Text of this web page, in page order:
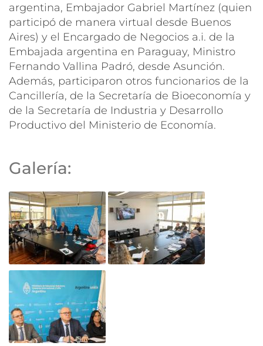
argentina, Embajador Gabriel Martínez (quien
participó de manera virtual desde Buenos
Aires) y el Encargado de Negocios a.i. de la
Embajada argentina en Paraguay, Ministro
Fernando Vallina Padró, desde Asunción.
Además, participaron otros funcionarios de la
Cancillería, de la Secretaría de Bioeconomía y
de la Secretaría de Industria y Desarrollo
Productivo del Ministerio de Economía.
Galería: